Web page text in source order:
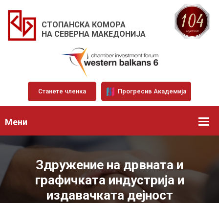
СТОПАНСКА КОМОРА
НА СЕВЕРНА МАКЕДОНИЈА
Станете членка Прогресив Академија
Мени
Здружение на дрвната и
графичката индустрија и
издавачката дејност